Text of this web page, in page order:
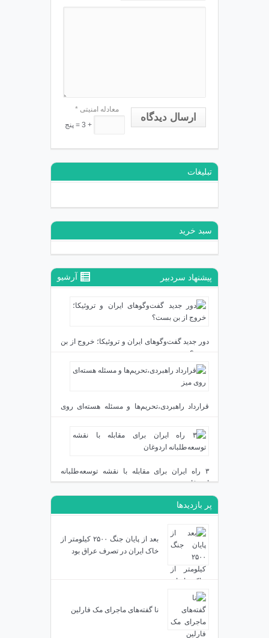
ارسال دیدگاه
معادله امنیتی *
+ 3 = پنج
تبلیغات
سبد خرید
پیشنهاد سردبیر آرشیو
دور جدید گفت‌وگوهای ایران و تروئیکا؛ خروج از بن
بست؟
دی ۲۴, ۱۴۰۳
قرارداد راهبردی،تحریم‌ها و مسئله هسته‌ای روی
دی ۲۳, ۱۴۰۳
۳ راه ایران برای مقابله با نقشه توسعه‌طلبانه
اردوغان
دی ۱۹, ۱۴۰۳
پر بازدیدها
بعد از پایان جنگ ۲۵۰۰ کیلومتر از
خاک ایران در تصرف عراق بود
نا گفته‌های ماجرای مک فارلین